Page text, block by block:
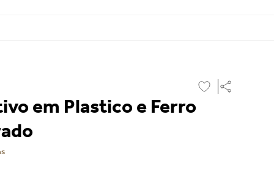
em Plastico e Ferro